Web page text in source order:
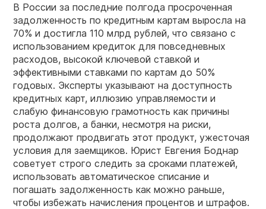
В России за последние полгода просроченная
задолженность по кредитным картам выросла на
70% и достигла 110 млрд рублей, что связано с
использованием кредиток для повседневных
расходов, высокой ключевой ставкой и
эффективными ставками по картам до 50%
годовых. Эксперты указывают на доступность
кредитных карт, иллюзию управляемости и
слабую финансовую грамотность как причины
роста долгов, а банки, несмотря на риски,
продолжают продвигать этот продукт, ужесточая
условия для заемщиков. Юрист Евгения Боднар
советует строго следить за сроками платежей,
использовать автоматическое списание и
погашать задолженность как можно раньше,
чтобы избежать начисления процентов и штрафов.